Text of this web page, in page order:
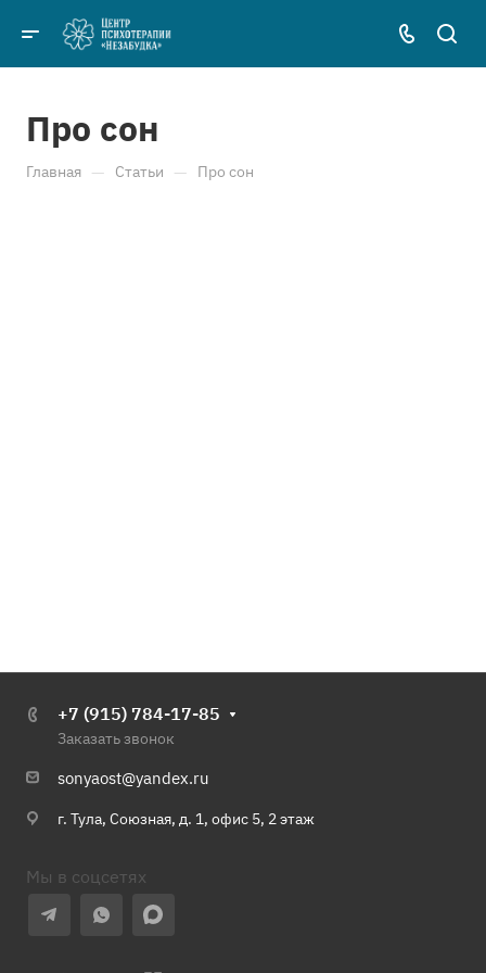
Про сон
Главная — Статьи — Про сон
+7 (915) 784-17-85
Заказать звонок
sonyaost@yandex.ru
г. Тула, Союзная, д. 1, офис 5, 2 этаж
Мы в соцсетях